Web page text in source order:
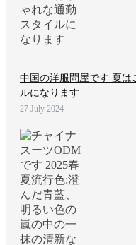
中国の洋服問屋です 夏は
ルになります
27 July 2024